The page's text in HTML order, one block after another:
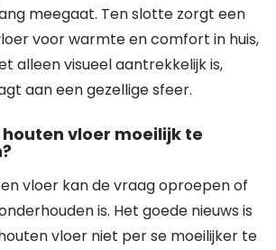
meegaat. Ten slotte zorgt een
voor warmte en comfort in huis,
alleen visueel aantrekkelijk is,
aan een gezellige sfeer.
vloer moeilijk te
vloer kan de vraag oproepen of
is. Het goede nieuws is
vloer niet per se moeilijker te